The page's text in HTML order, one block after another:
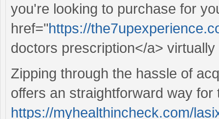
you're looking to purchase for
href="https://
doctors prescription</a>
Zipping through the hassle of
offers an straightforward way
https://myhealthincheck.com/